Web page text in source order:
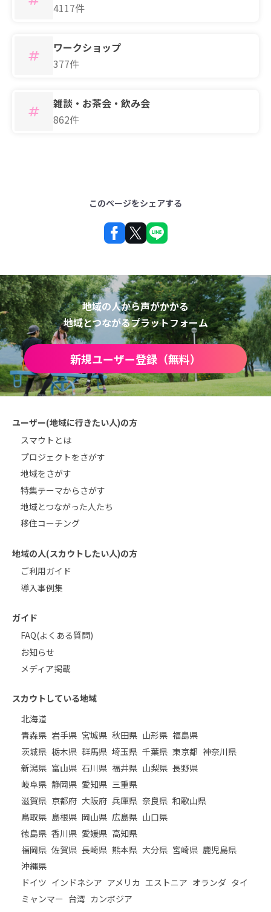
4117件
ワークショップ
377件
雑談・お茶会・飲み会
862件
このページをシェアする
地域の人から声がかかる
地域とつながるプラットフォーム
新規ユーザー登録（無料）
ユーザー(地域に行きたい人)の方
スマウトとは
プロジェクトをさがす
地域をさがす
特集テーマからさがす
地域とつながった人たち
移住コーチング
地域の人(スカウトしたい人)の方
ご利用ガイド
導入事例集
ガイド
FAQ(よくある質問)
お知らせ
メディア掲載
スカウトしている地域
北海道
青森県 岩手県 宮城県 秋田県 山形県 福島県
茨城県 栃木県 群馬県 埼玉県 千葉県 東京都 神奈川県
新潟県 富山県 石川県 福井県 山梨県 長野県
岐阜県 静岡県 愛知県 三重県
滋賀県 京都府 大阪府 兵庫県 奈良県 和歌山県
鳥取県 島根県 岡山県 広島県 山口県
徳島県 香川県 愛媛県 高知県
福岡県 佐賀県 長崎県 熊本県 大分県 宮崎県 鹿児島県
沖縄県
ドイツ インドネシア アメリカ エストニア オランダ タイ
ミャンマー 台湾 カンボジア